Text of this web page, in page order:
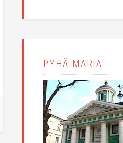
PYHÄ MARIA